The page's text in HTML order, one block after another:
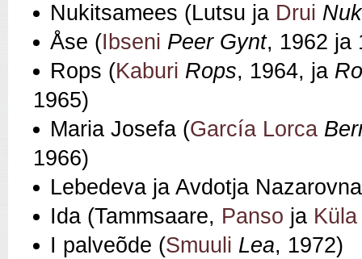
Nukitsamees (Lutsu ja Drui
Åse (Ibseni Peer Gynt, 1962 ja
Rops (Kaburi Rops, 1964, ja
1965)
Maria Josefa (García Lorca
1966)
Lebedeva ja Avdotja
Ida (Tammsaare, Panso ja Küla
I palveõde (Smuuli Lea, 1972)